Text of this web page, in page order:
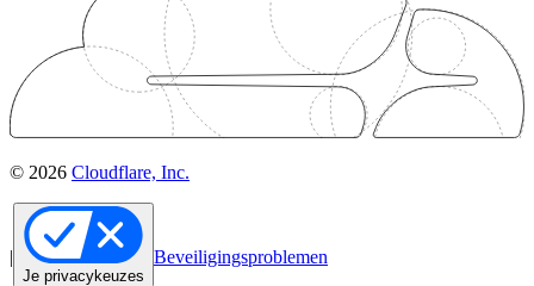
© 2026 Cloudflare, Inc.
|
Je privacykeuzes
Beveiligingsproblemen